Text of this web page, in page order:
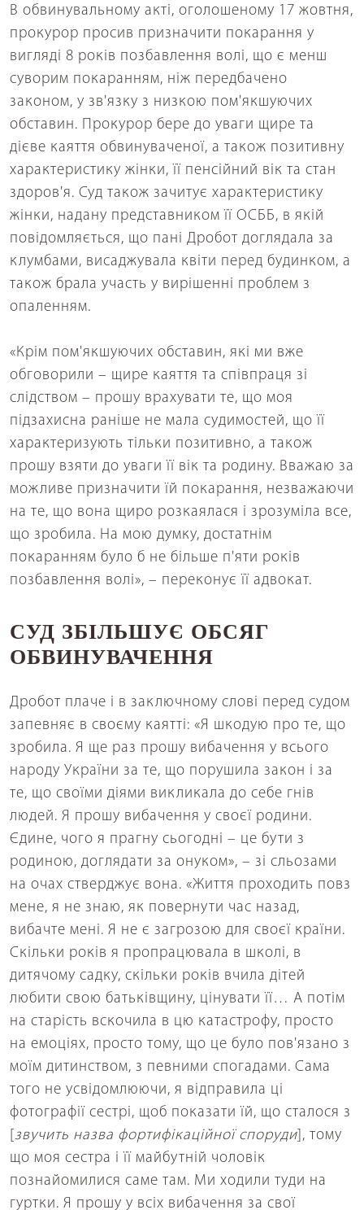
В обвинувальному акті, оголошеному 17 жовтня,
прокурор просив призначити покарання у
вигляді 8 років позбавлення волі, що є менш
суворим покаранням, ніж передбачено
законом, у зв'язку з низкою пом'якшуючих
обставин. Прокурор бере до уваги щире та
дієве каяття обвинуваченої, а також позитивну
характеристику жінки, її пенсійний вік та стан
здоров'я. Суд також зачитує характеристику
жінки, надану представником її ОСББ, в якій
повідомляється, що пані Дробот доглядала за
клумбами, висаджувала квіти перед будинком, а
також брала участь у вирішенні проблем з
опаленням.
«Крім пом'якшуючих обставин, які ми вже
обговорили – щире каяття та співпраця зі
слідством – прошу врахувати те, що моя
підзахисна раніше не мала судимостей, що її
характеризують тільки позитивно, а також
прошу взяти до уваги її вік та родину. Вважаю за
можливе призначити їй покарання, незважаючи
на те, що вона щиро розкаялася і зрозуміла все,
що зробила. На мою думку, достатнім
покаранням було б не більше п'яти років
позбавлення волі», – переконує її адвокат.
СУД ЗБІЛЬШУЄ ОБСЯГ
ОБВИНУВАЧЕННЯ
Дробот плаче і в заключному слові перед судом
запевняє в своєму каятті: «Я шкодую про те, що
зробила. Я ще раз прошу вибачення у всього
народу України за те, що порушила закон і за
те, що своїми діями викликала до себе гнів
людей. Я прошу вибачення у своєї родини.
Єдине, чого я прагну сьогодні – це бути з
родиною, доглядати за онуком», – зі сльозами
на очах стверджує вона. «Життя проходить повз
мене, я не знаю, як повернути час назад,
вибачте мені. Я не є загрозою для своєї країни.
Скільки років я пропрацювала в школі, в
дитячому садку, скільки років вчила дітей
любити свою батьківщину, цінувати її… А потім
на старість вскочила в цю катастрофу, просто
на емоціях, просто тому, що це було пов'язано з
моїм дитинством, з певними спогадами. Сама
того не усвідомлюючи, я відправила ці
фотографії сестрі, щоб показати їй, що сталося з
звучить назва фортифікаційної споруди ], тому
що моя сестра і її майбутній чоловік
познайомилися саме там. Ми ходили туди на
гуртки. Я прошу у всіх вибачення за свої